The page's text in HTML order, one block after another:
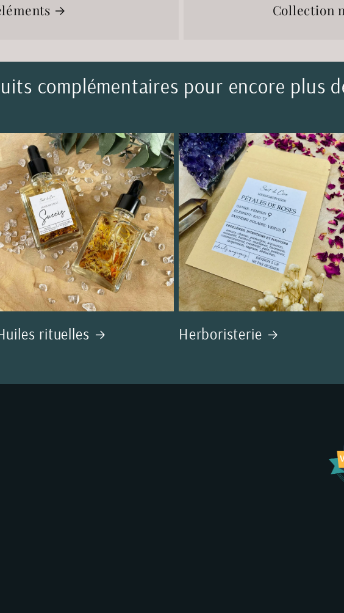
Collection
complémentaires pour encore plus
rituelles Herboristerie